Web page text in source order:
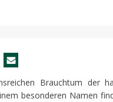
- HALLE
Brauchtum der
besonderen Namen